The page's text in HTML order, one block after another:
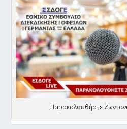
Παρακολουθήστε